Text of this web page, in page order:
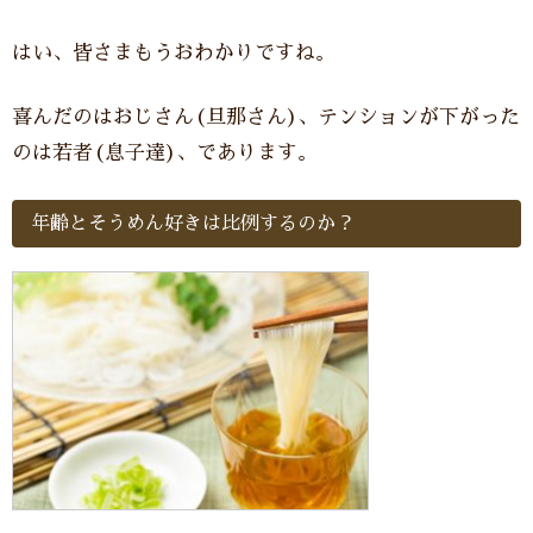
はい、皆さまもうおわかりですね。
喜んだのはおじさん(旦那さん)、テンションが下がった
のは若者(息子達)、であります。
年齢とそうめん好きは比例するのか？